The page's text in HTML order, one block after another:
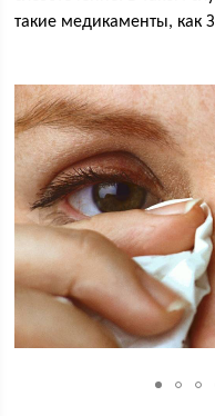
такие медикаменты, как